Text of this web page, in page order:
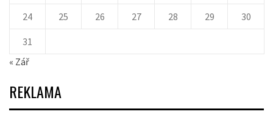
24 25 26 27 28 29 30
31
« Zář
REKLAMA